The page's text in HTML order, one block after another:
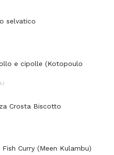
selvatico
e cipolle (Kotopoulo
Crosta Biscotto
Curry (Meen Kulambu)